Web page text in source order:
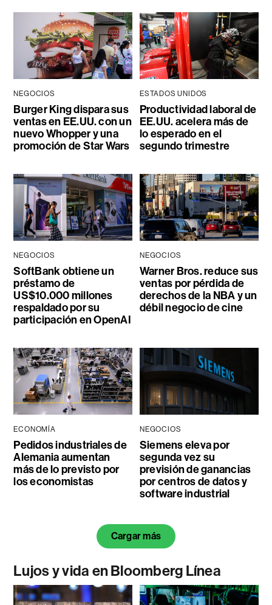
NEGOCIOS
Burger King dispara sus
ventas en EE.UU. con un
nuevo Whopper y una
promoción de Star Wars
ESTADOS UNIDOS
Productividad laboral de
EE.UU. acelera más de
lo esperado en el
segundo trimestre
NEGOCIOS
SoftBank obtiene un
préstamo de
US$10.000 millones
respaldado por su
participación en OpenAI
NEGOCIOS
Warner Bros. reduce sus
ventas por pérdida de
derechos de la NBA y un
débil negocio de cine
ECONOMÍA
Pedidos industriales de
Alemania aumentan
más de lo previsto por
los economistas
NEGOCIOS
Siemens eleva por
segunda vez su
previsión de ganancias
por centros de datos y
software industrial
Cargar más
Lujos y vida en Bloomberg Línea